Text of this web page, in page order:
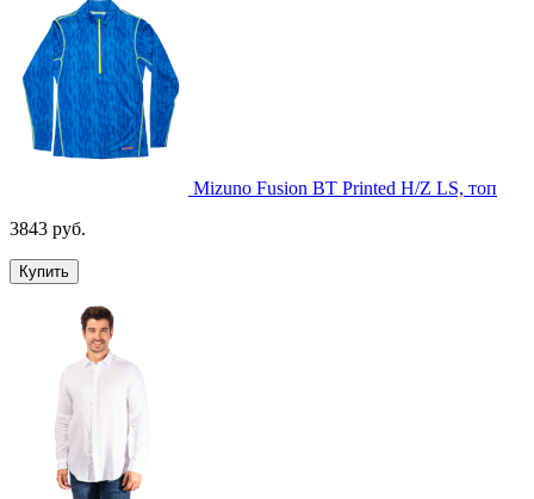
Mizuno Fusion BT Printed H/Z LS, топ
3843 руб.
Купить